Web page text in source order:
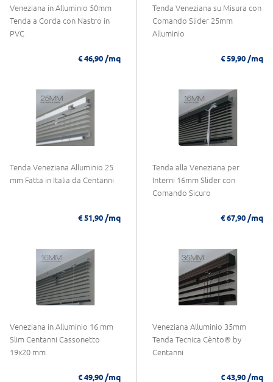
Veneziana in Alluminio 50mm
Tenda a Corda con Nastro in
PVC
€ 46,90 /mq
Tenda Veneziana su Misura con
Comando Slider 25mm
Alluminio
€ 59,90 /mq
Tenda Veneziana Alluminio 25
mm Fatta in Italia da Centanni
€ 51,90 /mq
Tenda alla Veneziana per
Interni 16mm Slider con
Comando Sicuro
€ 67,90 /mq
Veneziana in Alluminio 16 mm
Slim Centanni Cassonetto
19x20 mm
€ 49,90 /mq
Veneziana Alluminio 35mm
Tenda Tecnica Cènto® by
Centanni
€ 43,90 /mq